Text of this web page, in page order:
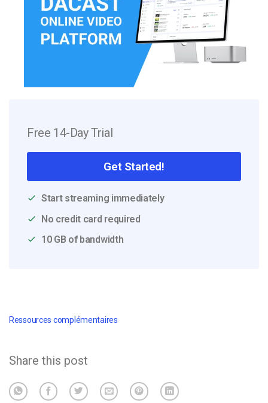
Free 14-Day Trial
Get Started!
Start streaming immediately
No credit card required
10 GB of bandwidth
Ressources complémentaires
Share this post